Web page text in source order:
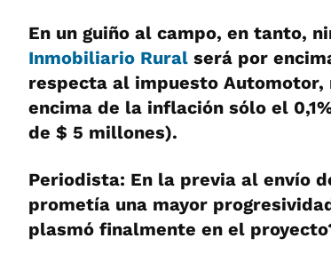
En un guiño al campo, en tanto,
Inmobiliario Rural será por
respecta al impuesto
encima de la inflación sólo el
de $ 5 millones).
Periodista: En la previa al envío
prometía una mayor
plasmó finalmente en el